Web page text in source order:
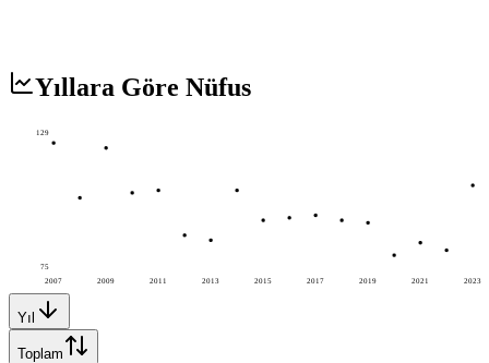
Yıllara Göre Nüfus
2007 2009 2011 2013 2015 2017 2019 2021 2023
129
75
Yıl
Toplam